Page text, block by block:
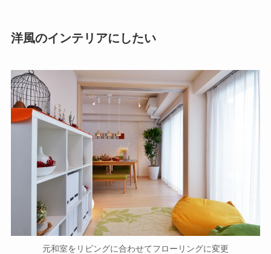
洋風のインテリアにしたい
元和室をリビングに合わせてフローリングに変更